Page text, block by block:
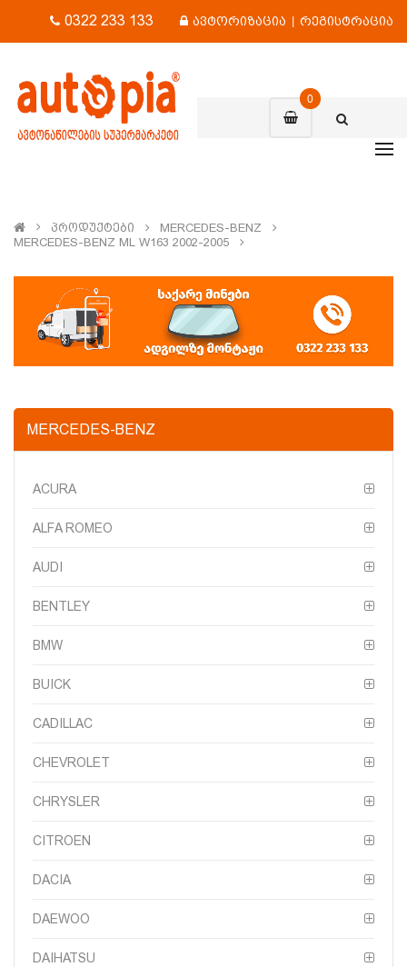
0322 233 133 ავტორიზაცია | რეგისტრაცია
0
Პროდუქტები
MERCEDES-BENZ
MERCEDES-BENZ ML W163 2002-2005
MERCEDES-BENZ
ACURA
ALFA ROMEO
AUDI
BENTLEY
BMW
BUICK
CADILLAC
CHEVROLET
CHRYSLER
CITROEN
DACIA
DAEWOO
DAIHATSU